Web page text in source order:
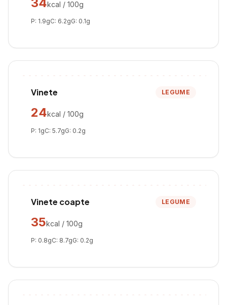
kcal / 100g
P: 1.9gC: 6.2gG: 0.1g
Vinete LEGUME
24kcal / 100g
P: 1gC: 5.7gG: 0.2g
Vinete coapte LEGUME
35kcal / 100g
P: 0.8gC: 8.7gG: 0.2g